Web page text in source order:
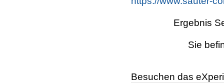
Ergebnis
Sie
Besuchen das